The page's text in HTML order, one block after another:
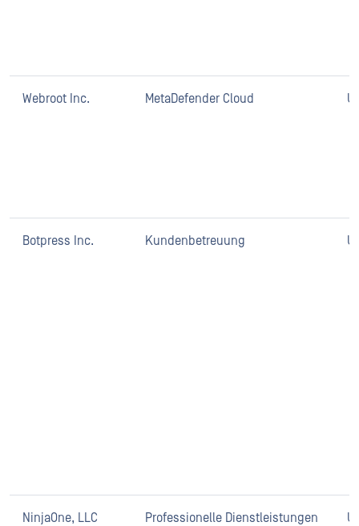
Webroot Inc. MetaDefender Cloud
Botpress Inc. Kundenbetreuung
NinjaOne, LLC Professionelle Dienstleistungen